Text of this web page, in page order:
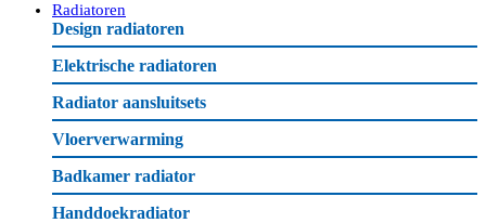
Radiatoren
Design radiatoren
Elektrische radiatoren
Radiator aansluitsets
Vloerverwarming
Badkamer radiator
Handdoekradiator